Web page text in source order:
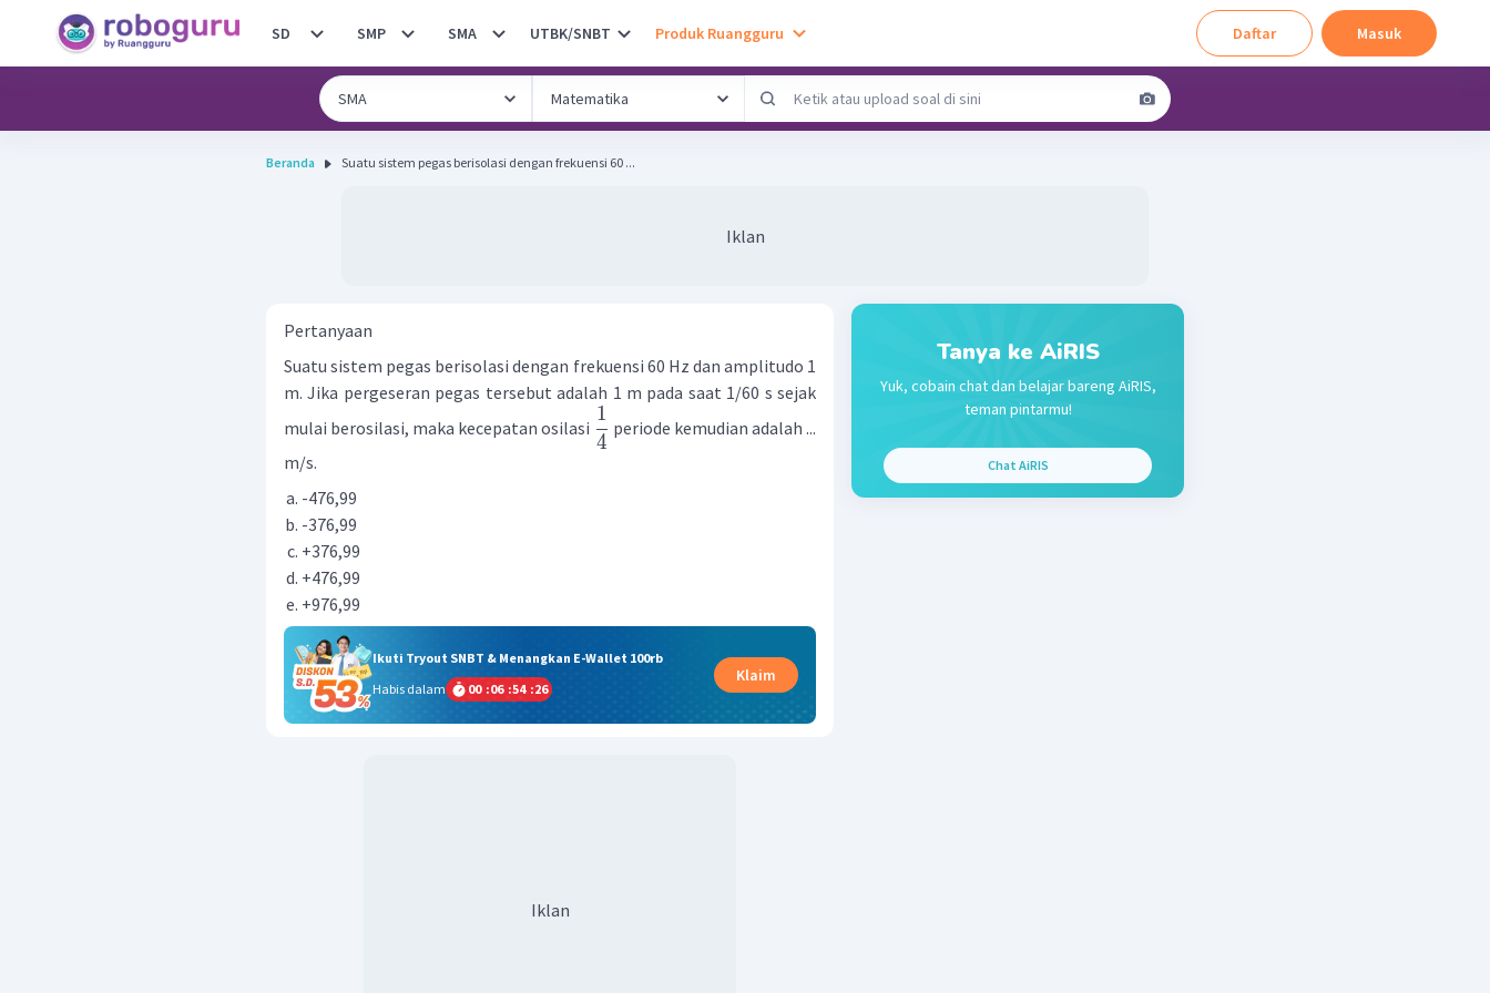
SD SMP SMA UTBK/SNBT Produk Ruangguru Daftar Masuk
Beranda Suatu sistem pegas berisolasi dengan frekuensi 60 ...
Iklan
Pertanyaan
Suatu sistem pegas berisolasi dengan frekuensi 60 Hz dan amplitudo 1
m. Jika pergeseran pegas tersebut adalah 1 m pada saat 1/60 s sejak
mulai berosilasi, maka kecepatan osilasi
4
1
periode kemudian adalah ...
m/s.
-476,99
-376,99
+376,99
+476,99
+976,99
Ikuti Tryout SNBT & Menangkan E-Wallet 100rb
Habis dalam
00 :06 :54 :25
Klaim
Iklan
Tanya ke AiRIS
Yuk, cobain chat dan belajar bareng AiRIS,
teman pintarmu!
Chat AiRIS